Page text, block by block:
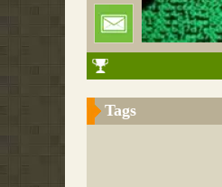
Tags